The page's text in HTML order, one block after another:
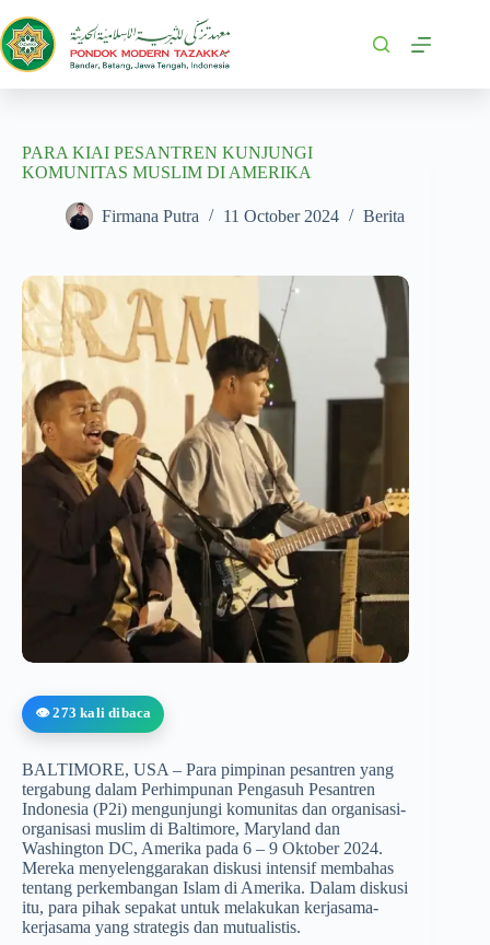
PARA KIAI PESANTREN KUNJUNGI
KOMUNITAS MUSLIM DI AMERIKA
Firmana Putra 11 October 2024 Berita
👁️ 273 kali dibaca
BALTIMORE, USA – Para pimpinan pesantren yang
tergabung dalam Perhimpunan Pengasuh Pesantren
Indonesia (P2i) mengunjungi komunitas dan organisasi-
organisasi muslim di Baltimore, Maryland dan
Washington DC, Amerika pada 6 – 9 Oktober 2024.
Mereka menyelenggarakan diskusi intensif membahas
tentang perkembangan Islam di Amerika. Dalam diskusi
itu, para pihak sepakat untuk melakukan kerjasama-
kerjasama yang strategis dan mutualistis.